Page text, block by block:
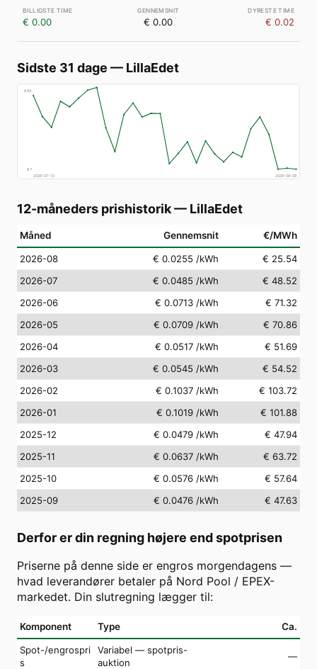
€ 0.00 € 0.00 € 0.02
Sidste 31 dage — LillaEdet
€83
€7
2026-07-10
2026-08-08
12-måneders prishistorik— LillaEdet
Måned Gennemsnit €/MWh
2026-08 € 0.0255 /kWh
€ 25.54
2026-07
€ 0.0485 /kWh
€ 48.52
2026-06
€ 0.0713 /kWh
€ 71.32
2026-05
€ 0.0709 /kWh
€ 70.86
2026-04
€ 0.0517 /kWh
€ 51.69
2026-03
€ 0.0545 /kWh
€ 54.52
2026-02
€ 0.1037 /kWh
€ 103.72
2026-01
€ 0.1019 /kWh
€ 101.88
2025-12
€ 0.0479 /kWh
€ 47.94
2025-11
€ 0.0637 /kWh
€ 63.72
2025-10
€ 0.0576 /kWh
€ 57.64
2025-09
€ 0.0476 /kWh € 47.63
Derfor er din regning højere end spotprisen
Priserne på denne side er engros morgendagens —
hvad leverandører betaler på Nord Pool / EPEX-
markedet. Din slutregning lægger til:
Komponent Type Ca.
Spot-/engrospri
s
Variabel — spotpris-
auktion
—